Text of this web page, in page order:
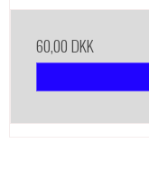
60,00 DKK